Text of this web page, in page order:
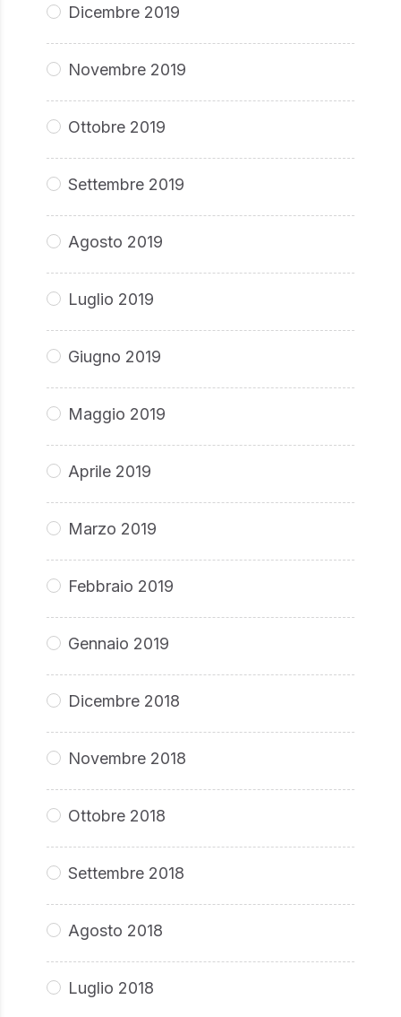
Dicembre 2019
Novembre 2019
Ottobre 2019
Settembre 2019
Agosto 2019
Luglio 2019
Giugno 2019
Maggio 2019
Aprile 2019
Marzo 2019
Febbraio 2019
Gennaio 2019
Dicembre 2018
Novembre 2018
Ottobre 2018
Settembre 2018
Agosto 2018
Luglio 2018